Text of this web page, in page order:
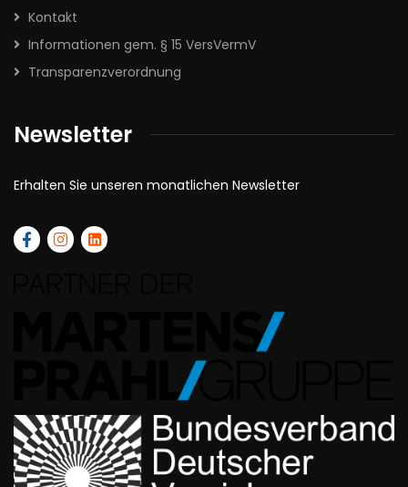
Kontakt
Informationen gem. § 15 VersVermV
Transparenzverordnung
Newsletter
Erhalten Sie unseren monatlichen Newsletter